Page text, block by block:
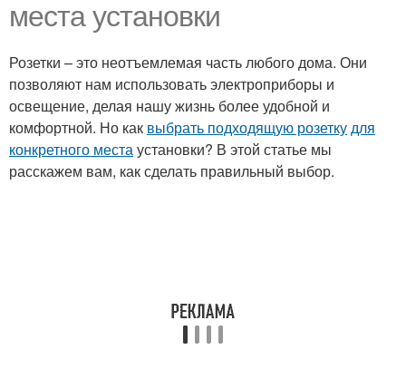
места установки
Розетки – это неотъемлемая часть любого дома. Они
позволяют нам использовать электроприборы и
освещение, делая нашу жизнь более удобной и
комфортной. Но как выбрать подходящую розеткудля
конкретного местаустановки? В этой статье мы
расскажем вам, как сделать правильный выбор.